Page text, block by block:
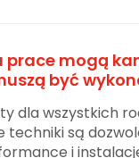
prace mogą
być
dla wszystkich
techniki są
i